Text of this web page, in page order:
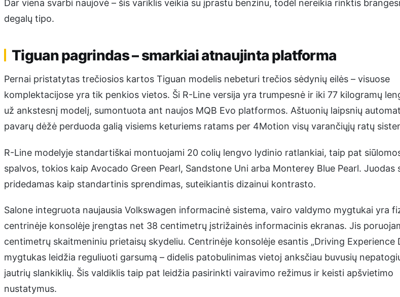
Dar viena svarbi naujovė – šis variklis veikia su įprastu benzinu, todėl nereikia rinktis
degalų tipo.
Tiguan pagrindas – smarkiai atnaujinta platforma
Pernai pristatytas trečiosios kartos Tiguan modelis nebeturi trečios sėdynių eilės – visuose
komplektacijose yra tik penkios vietos. Ši R-Line versija yra trumpesnė ir iki 77 kilogramų
už ankstesnį modelį, sumontuota ant naujos MQB Evo platformos. Aštuonių laipsnių
pavarų dėžė perduoda galią visiems keturiems ratams per 4Motion visų varančiųjų ratų
R-Line modelyje standartiškai montuojami 20 colių lengvo lydinio ratlankiai, taip pat
spalvos, tokios kaip Avocado Green Pearl, Sandstone Uni arba Monterey Blue Pearl. Juodas
pridedamas kaip standartinis sprendimas, suteikiantis dizainui kontrasto.
Salone integruota naujausia Volkswagen informacinė sistema, vairo valdymo mygtukai yra
centrinėje konsolėje įrengtas net 38 centimetrų įstrižainės informacinis ekranas. Jis
centimetrų skaitmeniniu prietaisų skydeliu. Centrinėje konsolėje esantis „Driving Experience
mygtukas leidžia reguliuoti garsumą – didelis patobulinimas vietoj anksčiau buvusių
jautrių slankiklių. Šis valdiklis taip pat leidžia pasirinkti vairavimo režimus ir keisti apšvietimo
nustatymus.